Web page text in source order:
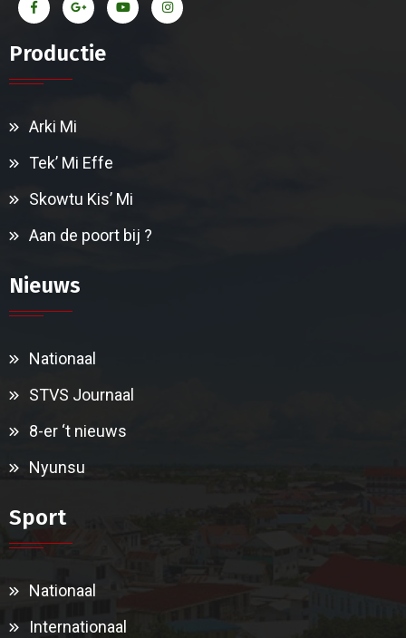
Productie
Arki Mi
Tek’ Mi Effe
Skowtu Kis’ Mi
Aan de poort bij ?
Nieuws
Nationaal
STVS Journaal
8-er ‘t nieuws
Nyunsu
Sport
Nationaal
Internationaal